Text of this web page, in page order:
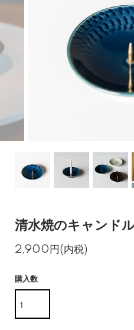
清水焼のキャンド
2,900円(内税)
購入数